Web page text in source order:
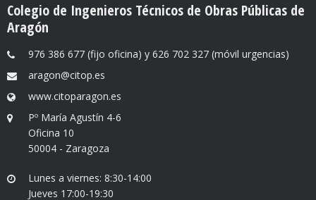
Colegio de Ingenieros Técnicos de Obras Públicas de
Aragón
976 386 677 (fijo oficina) y 626 702 327 (móvil urgencias)
aragon@citop.es
www.citoparagon.es
Pº María Agustín 4-6
Oficina 10
50004 - Zaragoza
Lunes a viernes: 8:30-14:00
Jueves 17:00-19:30